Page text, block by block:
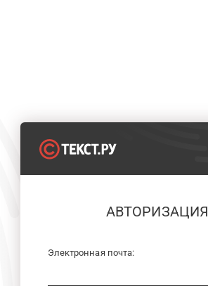
АВТОРИЗАЦИЯ
Электронная почта: